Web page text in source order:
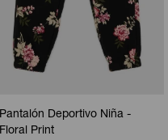
Pantalón Deportivo Niña -
Floral Print